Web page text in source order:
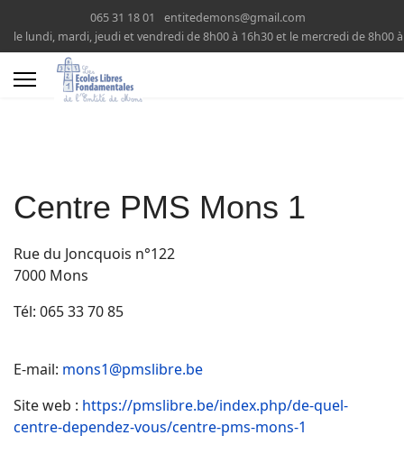
065 31 18 01
entitedemons@gmail.com
le lundi, mardi, jeudi et vendredi de 8h00 à 16h30 et le mercredi de 8h00
Centre PMS Mons 1
Rue du Joncquois n°122
7000 Mons
Tél: 065 33 70 85
E-mail: mons1@pmslibre.be
Site web : https://pmslibre.be/index.php/de-quel-
centre-dependez-vous/centre-pms-mons-1